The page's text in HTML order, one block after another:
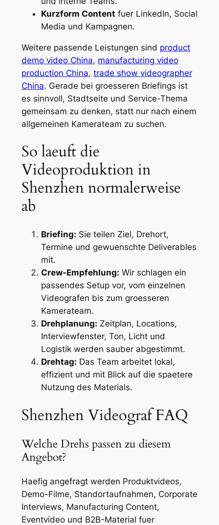
Kurzform Content fuer LinkedIn, Social
Media und Kampagnen.
Weitere passende Leistungen sind product
demo video China, manufacturing video
production China, trade show videographer
China. Gerade bei groesseren Briefings ist
es sinnvoll, Stadtseite und Service-Thema
gemeinsam zu denken, statt nur nach einem
allgemeinen Kamerateam zu suchen.
So laeuft die
Videoproduktion in
Shenzhen normalerweise
ab
Briefing: Sie teilen Ziel, Drehort,
Termine und gewuenschte Deliverables
mit.
Crew-Empfehlung: Wir schlagen ein
passendes Setup vor, vom einzelnen
Videografen bis zum groesseren
Kamerateam.
Drehplanung: Zeitplan, Locations,
Interviewfenster, Ton, Licht und
Logistik werden sauber abgestimmt.
Drehtag: Das Team arbeitet lokal,
effizient und mit Blick auf die spaetere
Nutzung des Materials.
Shenzhen Videograf FAQ
Welche Drehs passen zu diesem
Angebot?
Haefig angefragt werden Produktvideos,
Demo-Filme, Standortaufnahmen, Corporate
Interviews, Manufacturing Content,
Eventvideo und B2B-Material fuer